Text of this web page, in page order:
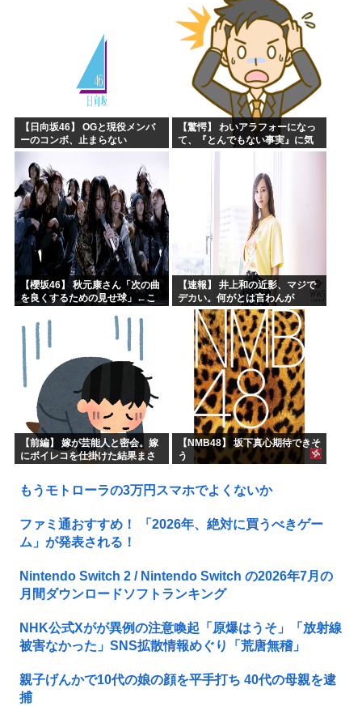
【日向坂46】 OGと現役メンバ
ーのコンボ、止まらない
【驚愕】 わいアラフォーになっ
て、『とんでもない事実』に気
づくｗｗｗｗｗｗｗ
【櫻坂46】 秋元康さん「次の曲
を良くするための見せ球」←こ
【速報】 井上和の近影、マジで
デカい。何がとは言わんが
【前編】 嫁が芸能人と密会。嫁
にボイレコを仕掛けた結果まさ
【NMB48】 坂下真心期待できそ
う
もうモトローラの3万円スマホでよくないか
ファミ通おすすめ！ 「2026年、絶対に買うべきゲー
ム」が発表される！
Nintendo Switch 2 / Nintendo Switch の2026年7月の
月間ダウンロードソフトランキング
NHK公式Xがが異例の注意喚起「原爆はうそ」「放射線
被害なかった」SNS拡散情報めぐり「荒唐無稽」
親子げんかで10代の娘の顔を平手打ち 40代の母親を逮
捕